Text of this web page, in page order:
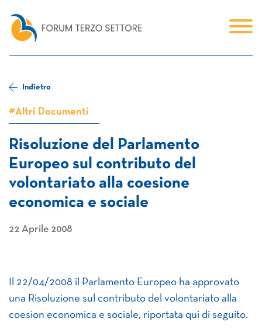
Indietro
#Altri Documenti
Risoluzione del Parlamento
Europeo sul contributo del
volontariato alla coesione
economica e sociale
22 Aprile 2008
Il 22/04/2008 il Parlamento Europeo ha approvato
una Risoluzione sul contributo del volontariato alla
coesion economica e sociale, riportata qui di seguito.